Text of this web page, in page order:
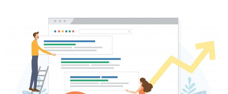
只需提供有相關需求(網頁設計、網路行銷、主機服務)的客
戶資訊給我們，由本公司去和客戶談案子，被推薦客戶成
交付款後，本公司就會提撥成交金額之10~50%介紹獎金給
您，舉手轉介您就能賺錢，也讓客戶得到最好的服務! 推薦
獎金舉例: 小明在8月份介紹本公司名單: 1.SEO客戶成交獎
金:35,000/每家SEO 2.網頁設計客戶成交獎金:5000元(5萬